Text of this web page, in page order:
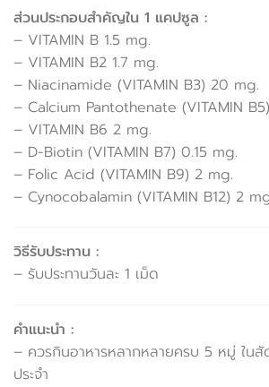
ส่วนประกอบสำคัญใน 1 แคปซูล :
– VITAMIN B 1.5 mg.
– VITAMIN B2 1.7 mg.
– Niacinamide (VITAMIN B3) 20 mg.
– Calcium Pantothenate (VITAMIN
– VITAMIN B6 2 mg.
– D-Biotin (VITAMIN B7) 0.15 mg.
– Folic Acid (VITAMIN B9) 2 mg.
– Cynocobalamin (VITAMIN B12) 2
วิธีรับประทาน :
– รับประทานวันละ 1 เม็ด
คำแนะนำ :
– ควรกินอาหารหลากหลายครบ 5 หมู่ ในสั
ประจำ